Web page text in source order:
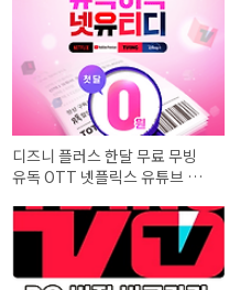
디즈니 플러스 한달 무료 무빙
유독 OTT 넷플릭스 유튜브 프